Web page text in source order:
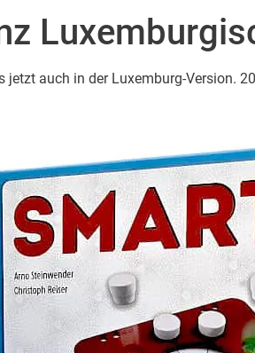
jetzt auch in der Luxemburg-Version.